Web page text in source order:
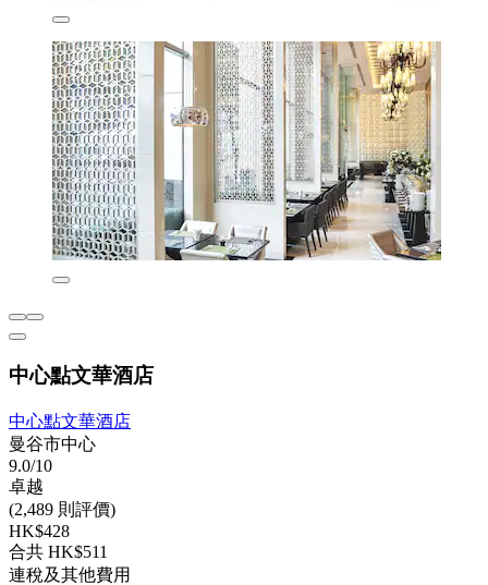
中心點文華酒店
中心點文華酒店
曼谷市中心
9.0/10
卓越
(2,489 則評價)
HK$428
合共 HK$511
連稅及其他費用